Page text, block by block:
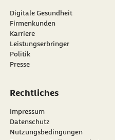
Digitale Gesundheit
Firmenkunden
Karriere
Leistungserbringer
Politik
Presse
Rechtliches
Impressum
Datenschutz
Nutzungsbedingungen